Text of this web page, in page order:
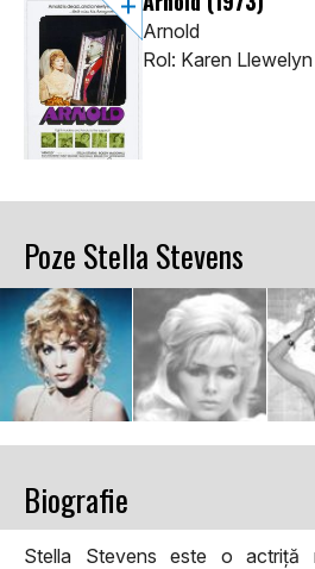
Arnold
Rol: Karen Llewelyn
Poze Stella Stevens
Biografie
Stella Stevens este o actriță